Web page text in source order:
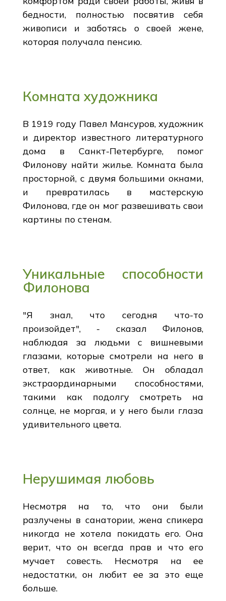
бедности, полностью посвятив себя
живописи и заботясь о своей жене,
которая получала пенсию.
Комната художника
В 1919 году Павел Мансуров, художник
и директор известного литературного
дома в Санкт-Петербурге, помог
Филонову найти жилье. Комната была
просторной, с двумя большими окнами,
и превратилась в мастерскую
Филонова, где он мог развешивать свои
картины по стенам.
Уникальные способности
Филонова
"Я знал, что сегодня что-то
произойдет", - сказал Филонов,
наблюдая за людьми с вишневыми
глазами, которые смотрели на него в
ответ, как животные. Он обладал
экстраординарными способностями,
такими как подолгу смотреть на
солнце, не моргая, и у него были глаза
удивительного цвета.
Нерушимая любовь
Несмотря на то, что они были
разлучены в санатории, жена спикера
никогда не хотела покидать его. Она
верит, что он всегда прав и что его
мучает совесть. Несмотря на ее
недостатки, он любит ее за это еще
больше.